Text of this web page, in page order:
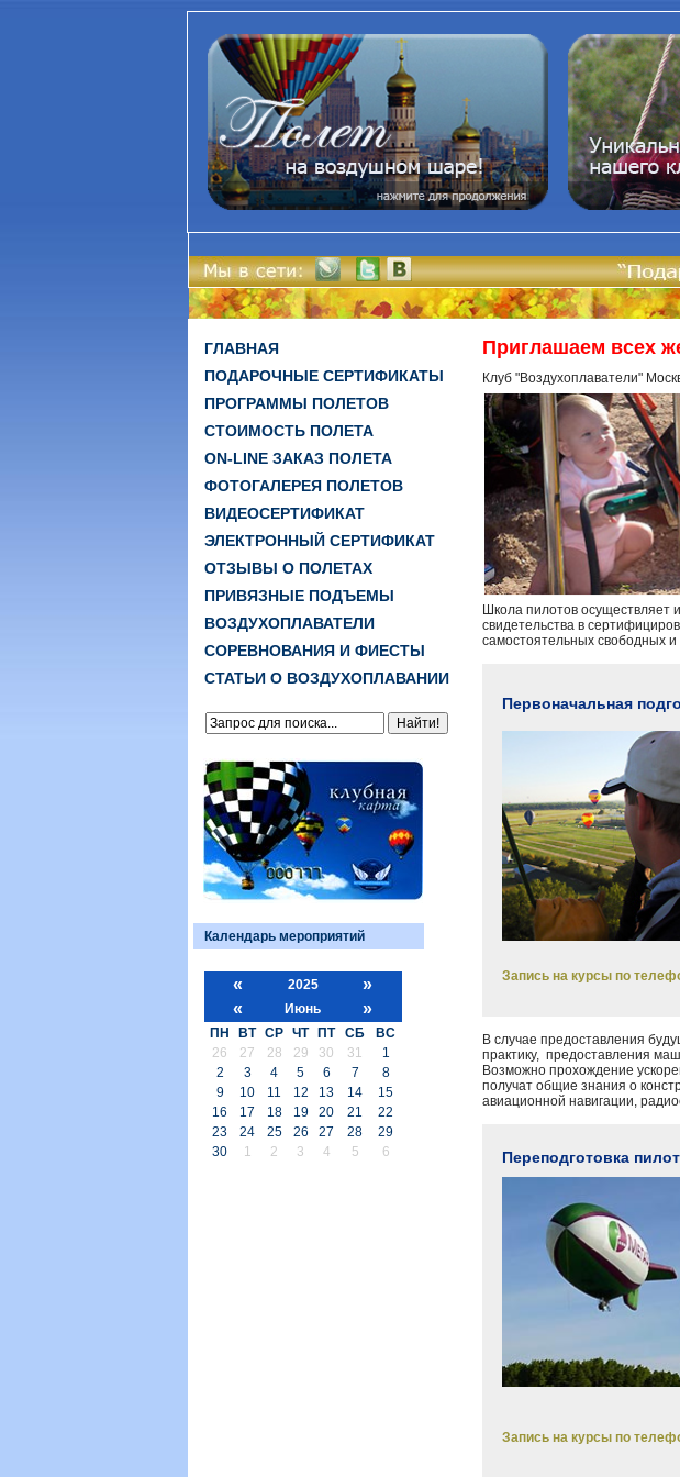
ГЛАВНАЯ
ПОДАРОЧНЫЕ СЕРТИФИКАТЫ
ПРОГРАММЫ ПОЛЕТОВ
СТОИМОСТЬ ПОЛЕТА
ON-LINE ЗАКАЗ ПОЛЕТА
ФОТОГАЛЕРЕЯ ПОЛЕТОВ
ВИДЕОСЕРТИФИКАТ
ЭЛЕКТРОННЫЙ СЕРТИФИКАТ
ОТЗЫВЫ О ПОЛЕТАХ
ПРИВЯЗНЫЕ ПОДЪЕМЫ
ВОЗДУХОПЛАВАТЕЛИ
СОРЕВНОВАНИЯ И ФИЕСТЫ
СТАТЬИ О ВОЗДУХОПЛАВАНИИ
Календарь мероприятий
« 2025
»
«
Июнь »
ПН ВТ СР ЧТ ПТ СБ
ВС
26
27 28 29 30 31
1
2
3 4 5 6 7
8
9
10 11 12 13 14
15
16
17 18 19 20 21
22
23
24 25 26 27 28
29
30
1 2 3 4 5 6
Приглашаем всех
Клуб "Воздухоплаватели"
Школа пилотов осуществляет
свидетельства в
самостоятельных свободных
Первоначальная
Запись на курсы по
В случае предоставления
практику, предоставления
Возможно прохождение
получат общие знания о
авиационной навигации,
Переподготовка
Запись на курсы по